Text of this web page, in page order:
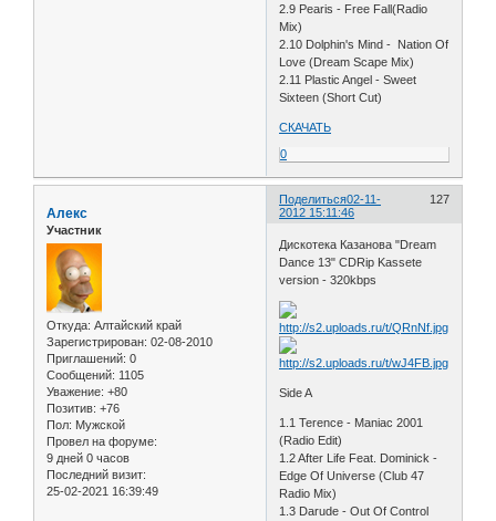
2.9 Pearis - Free Fall(Radio
Mix)
2.10 Dolphin's Mind - Nation Of
Love (Dream Scape Mix)
2.11 Plastic Angel - Sweet
Sixteen (Short Cut)
СКАЧАТЬ
0
Поделиться 127
02-11-
2012 15:11:46
Алекс
Участник
Откуда: Алтайский край
Зарегистрирован: 02-08-2010
Приглашений: 0
Сообщений: 1105
Уважение: +80
Позитив: +76
Пол: Мужской
Провел на форуме:
9 дней 0 часов
Последний визит:
25-02-2021 16:39:49
Дискотека Казанова "Dream
Dance 13" CDRip Kassete
version - 320kbps
Side A
1.1 Terence - Maniac 2001
(Radio Edit)
1.2 After Life Feat. Dominick -
Edge Of Universe (Club 47
Radio Mix)
1.3 Darude - Out Of Control